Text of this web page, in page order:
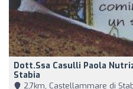
Dott.ssa Casulli Paola
Stabia
2,7km, Castellammare di